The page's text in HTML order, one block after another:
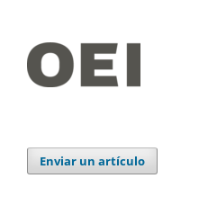
Enviar un artículo